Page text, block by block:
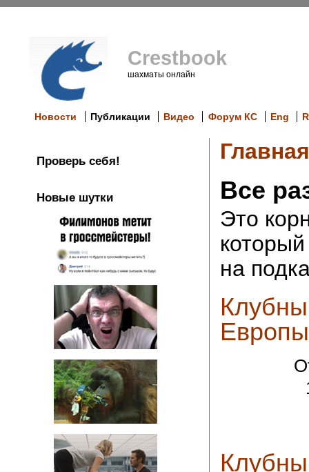
Crestbook
шахматы онлайн
Новости Публикации Видео Форум КС Eng
Проверь себя!
Новые шутки
Главная
Все
Это
на